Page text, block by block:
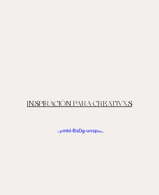
INSPIRACIÓN PARA CREATIVXS